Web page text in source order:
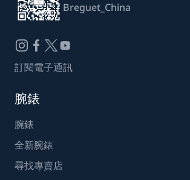
Breguet_China
訂閱電子通訊
腕錶
腕錶
全新腕錶
尋找專賣店